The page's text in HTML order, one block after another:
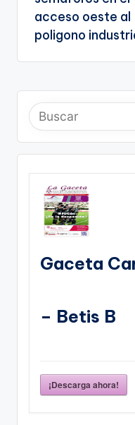
acceso oeste al
poligono
Gaceta
– Betis B
¡Descarga ahora!